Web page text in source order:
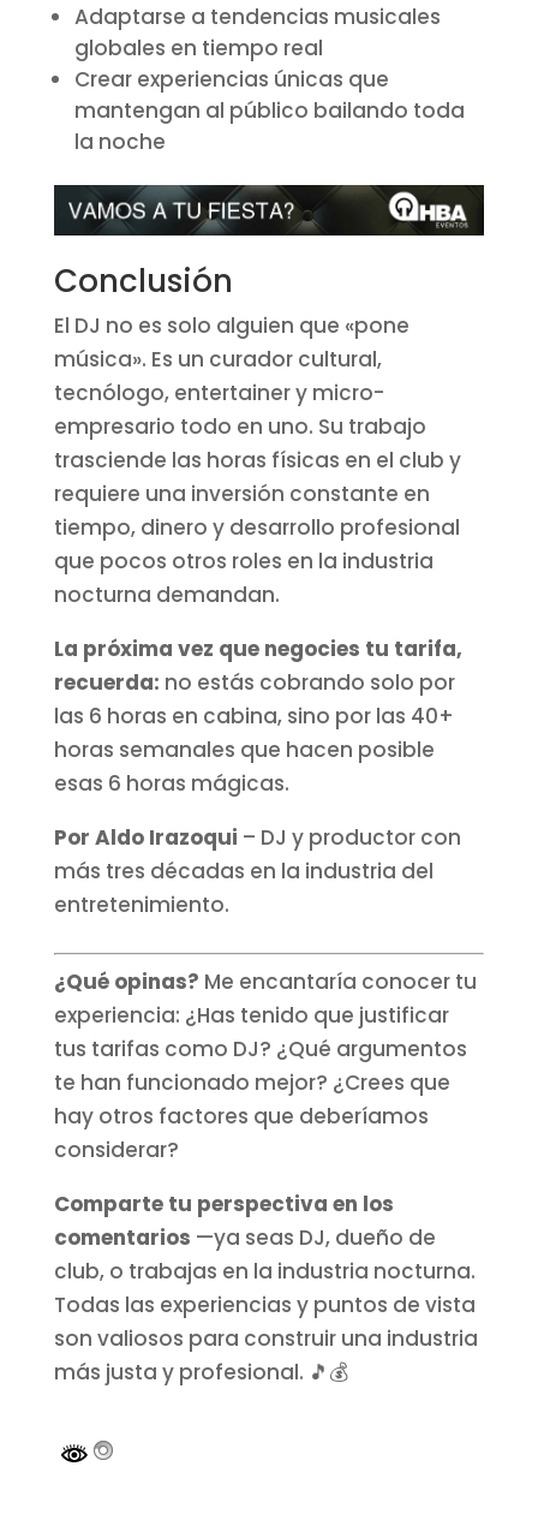
Adaptarse a tendencias musicales
globales en tiempo real
Crear experiencias únicas que
mantengan al público bailando toda
la noche
Conclusión
El DJ no es solo alguien que «pone
música». Es un curador cultural,
tecnólogo, entertainer y micro-
empresario todo en uno. Su trabajo
trasciende las horas físicas en el club y
requiere una inversión constante en
tiempo, dinero y desarrollo profesional
que pocos otros roles en la industria
nocturna demandan.
La próxima vez que negocies tu tarifa,
recuerda: no estás cobrando solo por
las 6 horas en cabina, sino por las 40+
horas semanales que hacen posible
esas 6 horas mágicas.
Por Aldo Irazoqui – DJ y productor con
más tres décadas en la industria del
entretenimiento.
¿Qué opinas? Me encantaría conocer tu
experiencia: ¿Has tenido que justificar
tus tarifas como DJ? ¿Qué argumentos
te han funcionado mejor? ¿Crees que
hay otros factores que deberíamos
considerar?
Comparte tu perspectiva en los
comentarios —ya seas DJ, dueño de
club, o trabajas en la industria nocturna.
Todas las experiencias y puntos de vista
son valiosos para construir una industria
más justa y profesional. 🎵💰